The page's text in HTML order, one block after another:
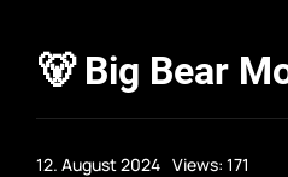
🐻 Big Bear
12. August 2024 Views: 171